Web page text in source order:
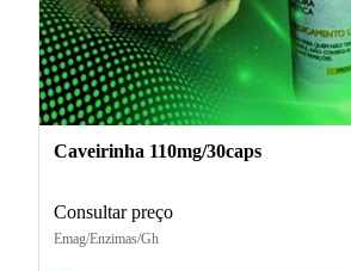
Caveirinha 110mg/30caps
Consultar preço
Emag/Enzimas/Gh